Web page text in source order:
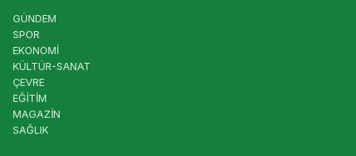
GÜNDEM
SPOR
EKONOMİ
KÜLTÜR-SANAT
ÇEVRE
EĞİTİM
MAGAZİN
SAĞLIK